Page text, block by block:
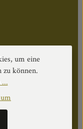
um eine
zu können.